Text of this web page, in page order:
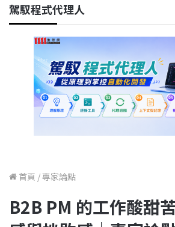
駕馭程式代理人